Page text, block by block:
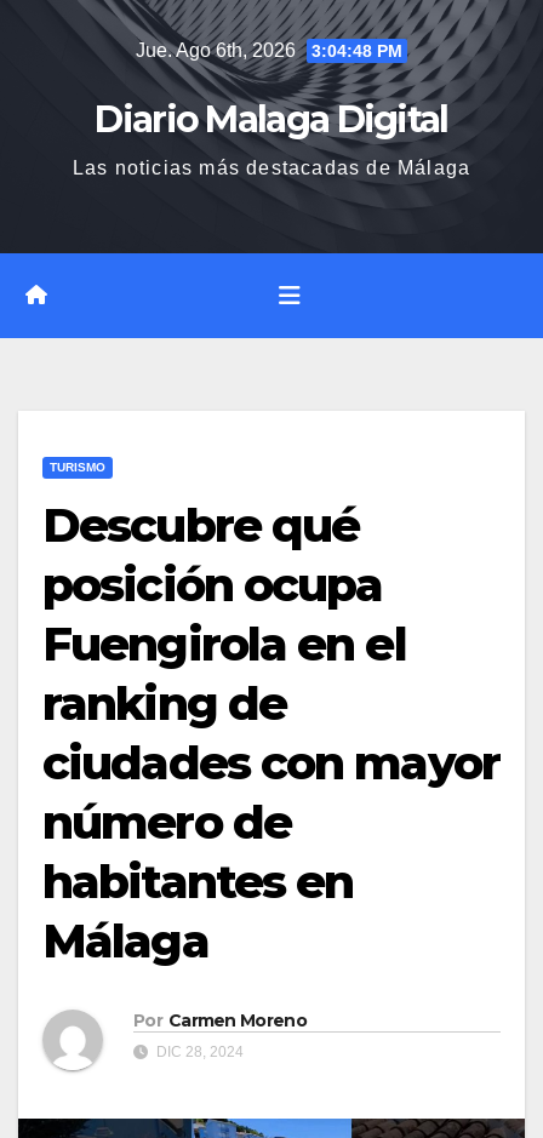
Jue. Ago 6th, 2026 3:04:50 PM
Diario Malaga Digital
Las noticias más destacadas de Málaga
TURISMO
Descubre qué
posición ocupa
Fuengirola en el
ranking de
ciudades con mayor
número de
habitantes en
Málaga
Por Carmen Moreno
DIC 28, 2024